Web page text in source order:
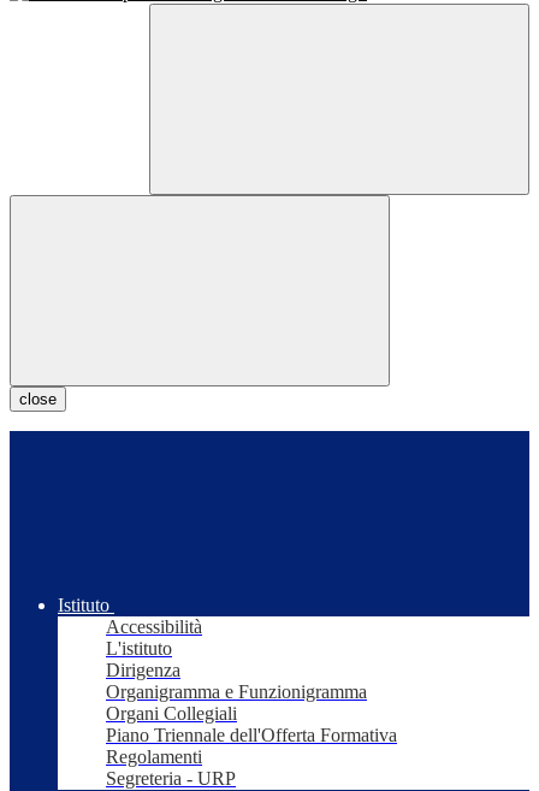
close
Istituto
Accessibilità
L'istituto
Dirigenza
Organigramma e Funzionigramma
Organi Collegiali
Piano Triennale dell'Offerta Formativa
Regolamenti
Segreteria - URP